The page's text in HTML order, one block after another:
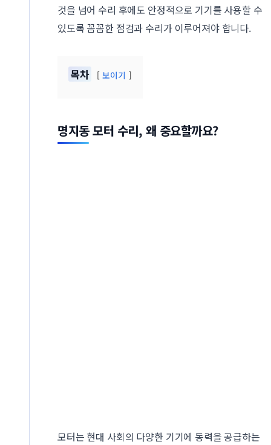
것을 넘어 수리 후에도 안정적으로 기기를 사용할 수
있도록 꼼꼼한 점검과 수리가 이루어져야 합니다.
목차 보이기
명지동 모터 수리, 왜 중요할까요?
모터는 현대 사회의 다양한 기기에 동력을 공급하는